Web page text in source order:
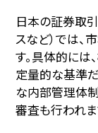
日本の証券取引
スなど）では
す。具体的には
定量的な基準
な内部管理体
審査も行われま